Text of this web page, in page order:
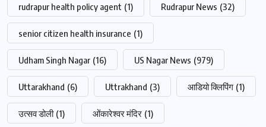
rudrapur health policy agent (1) Rudrapur News (32)
senior citizen health insurance (1)
Udham Singh Nagar (16) US Nagar News (979)
Uttarakhand (6) Uttrakhand (3) आडियो क्लिपिंग (1)
उत्सव डोली (1) ओंकारेश्वर मंदिर (1)